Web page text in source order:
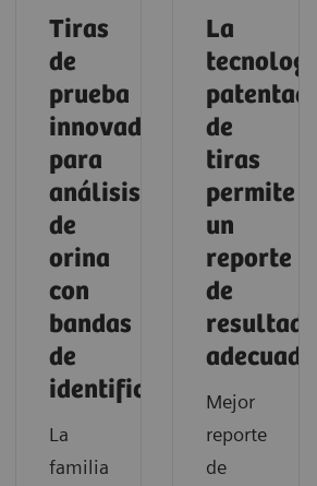
Tiras
de
prueba
innovadoras
para
análisis
de
orina
con
bandas
de
identificación
La
familia
La
tecnología
patentada
de
tiras
permite
un
reporte
de
resultados
adecuado
Mejor
reporte
de